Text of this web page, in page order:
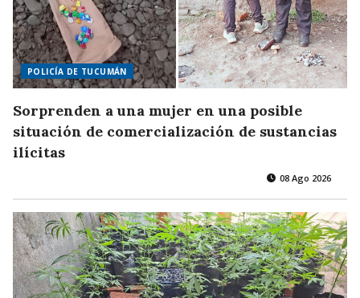
POLICÍA DE TUCUMÁN
Sorprenden a una mujer en una posible
situación de comercialización de sustancias
ilícitas
08 Ago 2026